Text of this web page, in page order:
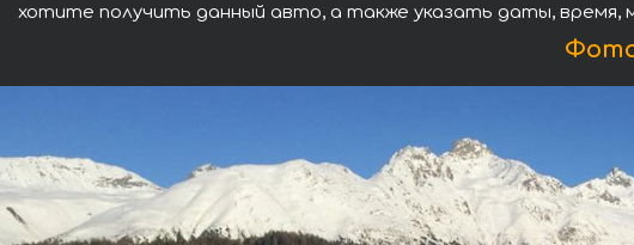
хотите получить данный авто, а также указать даты,